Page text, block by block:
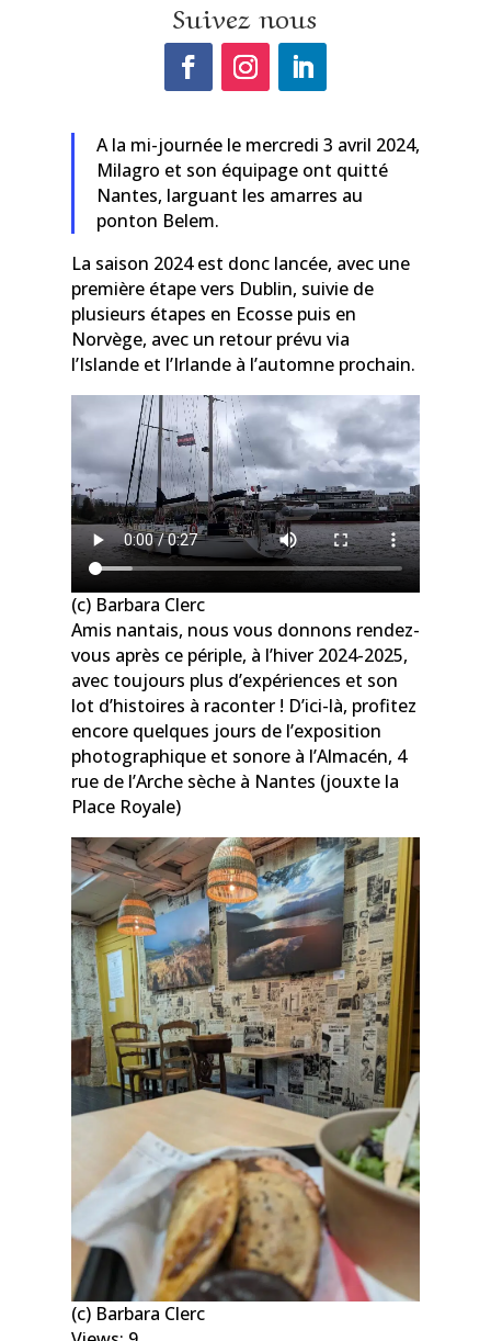
Suivez nous
A la mi-journée le mercredi 3 avril 2024,
Milagro et son équipage ont quitté
Nantes, larguant les amarres au
ponton Belem.
La saison 2024 est donc lancée, avec une
première étape vers Dublin, suivie de
plusieurs étapes en Ecosse puis en
Norvège, avec un retour prévu via
l’Islande et l’Irlande à l’automne prochain.
(c) Barbara Clerc
Amis nantais, nous vous donnons rendez-
vous après ce périple, à l’hiver 2024-2025,
avec toujours plus d’expériences et son
lot d’histoires à raconter ! D’ici-là, profitez
encore quelques jours de l’exposition
photographique et sonore à l’Almacén, 4
rue de l’Arche sèche à Nantes (jouxte la
Place Royale)
(c) Barbara Clerc